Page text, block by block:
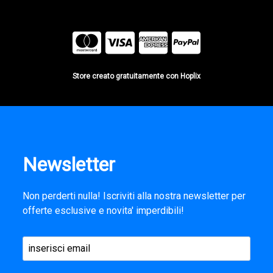
Store creato gratuitamente con Hoplix
Newsletter
Non perderti nulla! Iscriviti alla nostra newsletter per
offerte esclusive e novita' imperdibili!